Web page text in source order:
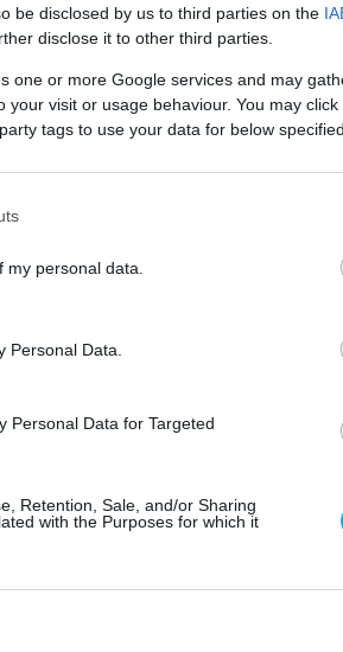
be disclosed by us to third parties on the
disclose it to other third parties.
one or more Google services and may
your visit or usage behaviour. You may
tags to use your data for below
personal data.
Personal Data.
Personal Data for Targeted
Retention, Sale, and/or Sharing
with the Purposes for which it
των οποίων
iSquare, Quest on Line,
στις πωλήσεις
2019. Η περυσινή
παλαιότερων
επίδρασης στα
υπερδιπλασιαστεί.
διψήφια αύξηση στις
(+27%), η οποία
αλλά και στην
στις πωλήσεις (+11%), η
Η εν λόγω μείωση
των έκτακτων
τριμήνου.